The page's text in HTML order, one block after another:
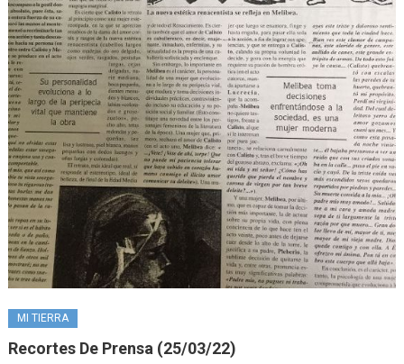
MI TIERRA
Recortes De Prensa (25/03/22)